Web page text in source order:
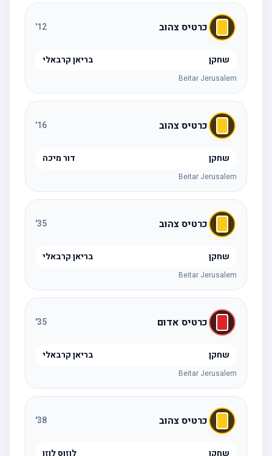
כרטיס צהוב 12
'
שחקן בריאן קרבאלי
Beitar Jerusalem
כרטיס צהוב 16
'
שחקן דור מיכה
Beitar Jerusalem
כרטיס צהוב 35
'
שחקן בריאן קרבאלי
Beitar Jerusalem
כרטיס אדום 35
'
שחקן בריאן קרבאלי
Beitar Jerusalem
כרטיס צהוב 38
'
שחקן לוזוס לוזו